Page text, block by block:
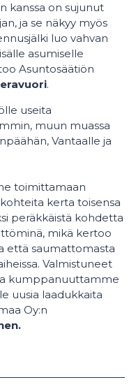
kanssa on sujunut
ja se näkyy myös
luo vahvan
asumiselle
Asuntosäätiön
.
useita
muun muassa
Vantaalle ja
toimittamaan
kerta toisensa
peräkkäistä kohdetta
mikä kertoo
että saumattomasta
Valmistuneet
kumppanuuttamme
uusia laadukkaita
Oy:n